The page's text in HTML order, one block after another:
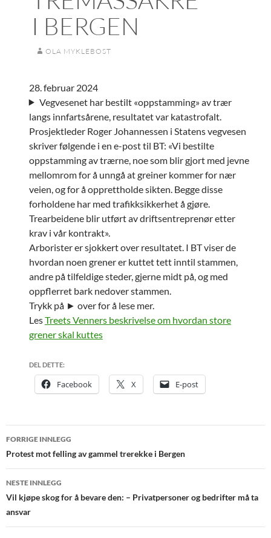
I BERGEN
OLA MYKLEBOST
28. februar 2024
Vegvesenet har bestilt «oppstamming» av trær
langs innfartsårene, resultatet var katastrofalt.
Prosjektleder Roger Johannessen i Statens vegvesen
skriver følgende i en e-post til BT: «Vi bestilte
oppstamming av trærne, noe som blir gjort med jevne
mellomrom for å unngå at greiner kommer for nær
veien, og for å opprettholde sikten. Begge disse
forholdene har med trafikksikkerhet å gjøre.
Trearbeidene blir utført av driftsentreprenør etter
krav i vår kontrakt».
Arborister er sjokkert over resultatet. I BT viser de
hvordan noen grener er kuttet tett inntil stammen,
andre på tilfeldige steder, gjerne midt på, og med
oppflerret bark nedover stammen.
Trykk på ► over for å lese mer.
LesTreets Venners beskrivelse om hvordan store
grener skal kuttes
DEL DETTE:
Facebook X E-post
Innleggsnavigasjon
FORRIGE INNLEGG
Protest mot felling av gammel trerekke i Bergen
NESTE INNLEGG
Vil kjøpe skog for å bevare den: – Privatpersoner og bedrifter må ta
ansvar